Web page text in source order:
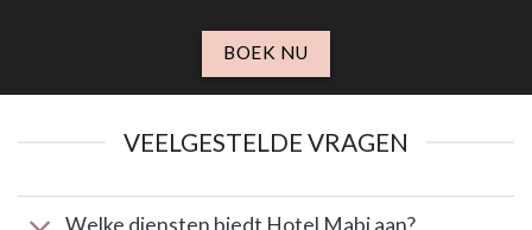
BOEK NU
VEELGESTELDE VRAGEN